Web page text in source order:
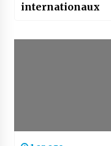
internationaux